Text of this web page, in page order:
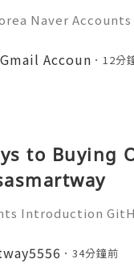
Naver
payments,
accking
Accoun 12分
to Buying
Introduction
businesses,
much m
34分鐘前